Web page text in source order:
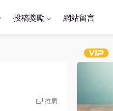
投稿獎勵 網站留言
推廣